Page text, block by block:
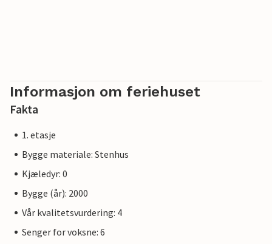
Informasjon om feriehuset
Fakta
1. etasje
Bygge materiale: Stenhus
Kjæledyr: 0
Bygge (år): 2000
Vår kvalitetsvurdering: 4
Senger for voksne: 6